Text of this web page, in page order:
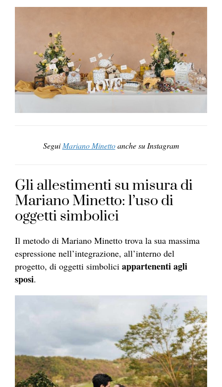
SeguiMariano Minettoanche su Instagram
Gli allestimenti su misura di
Mariano Minetto: l’uso di
oggetti simbolici
Il metodo di Mariano Minetto trova la sua massima
espressione nell’integrazione, all’interno del
progetto, di oggetti simbolici appartenenti agli
sposi.